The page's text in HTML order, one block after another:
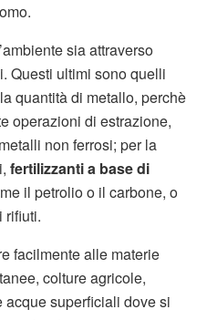
sia attraverso
Questi ultimi sono quelli
quantità di metallo, perchè
operazioni di estrazione,
non ferrosi; per la
fertilizzanti a base di
il petrolio o il carbone, o
rifiuti.
facilmente alle materie
colture agricole,
superficiali dove si